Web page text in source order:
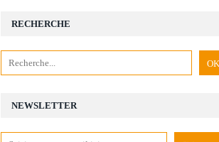
NEWSLETTER
RECHERCHE